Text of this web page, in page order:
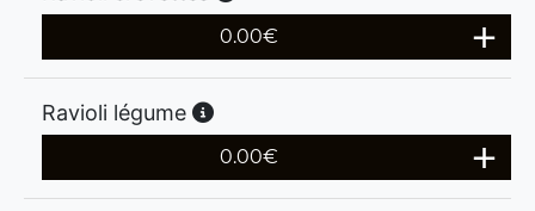
0.00€
Ravioli légume
0.00€